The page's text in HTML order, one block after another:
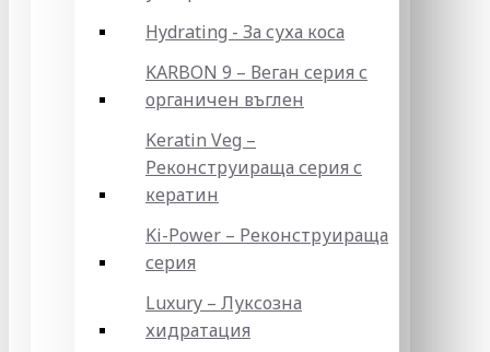
Hydrating - За суха коса
KARBON 9 – Веган серия с
органичен въглен
Keratin Veg –
Реконструираща серия с
кератин
Ki-Power – Реконструираща
серия
Luxury – Луксозна
хидратация